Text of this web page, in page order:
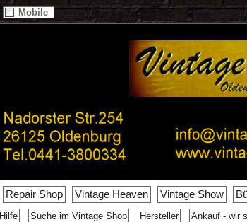
Mobile
Repair Shop Vintage Heaven Vintage Show
Hilfe Suche im Vintage Shop Hersteller Ankauf - wir